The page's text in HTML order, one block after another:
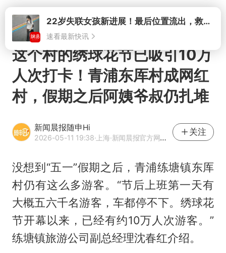
打开
这个村的绣球花节已吸引10万
人次打卡！青浦东厍村成网红
村，假期之后阿姨爷叔仍扎堆
新闻晨报随申Hi
2026-05-11 19:38·上海·新闻晨报官方网易号
关注
没想到“五一”假期之后，青浦练塘镇东厍
村仍有这么多游客。“节后上班第一天有
大概五六千名游客，车都停不下。绣球花
节开幕以来，已经有约10万人次游客。”
练塘镇旅游公司副总经理沈春红介绍。